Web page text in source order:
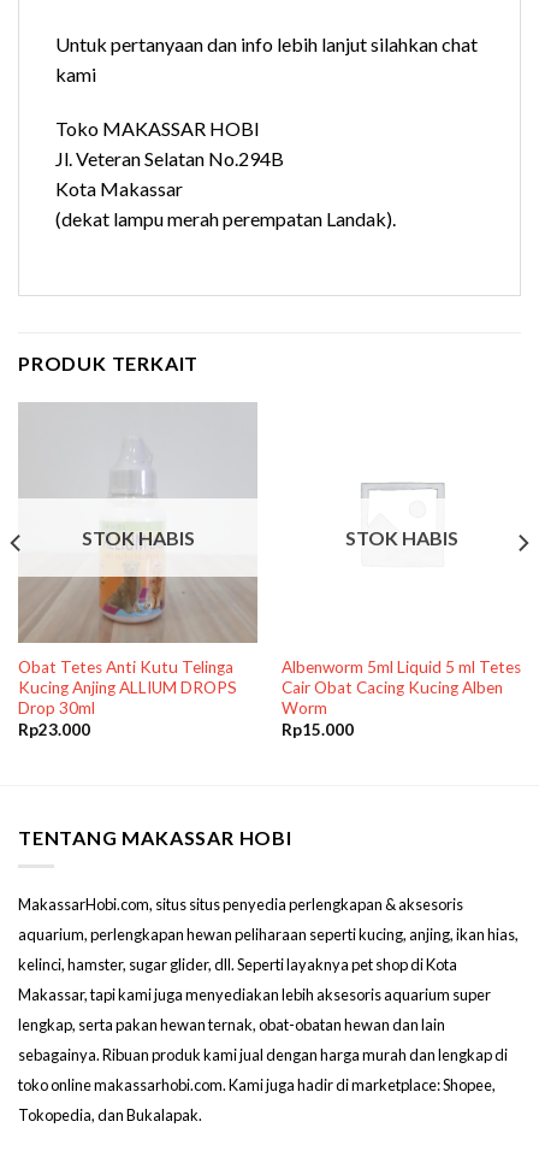
Untuk pertanyaan dan info lebih lanjut silahkan chat
kami
Toko MAKASSAR HOBI
Jl. Veteran Selatan No.294B
Kota Makassar
(dekat lampu merah perempatan Landak).
PRODUK TERKAIT
STOK HABIS
Obat Tetes Anti Kutu Telinga
Kucing Anjing ALLIUM DROPS
Drop 30ml
Rp23.000
STOK HABIS
Albenworm 5ml Liquid 5 ml Tetes
Cair Obat Cacing Kucing Alben
Worm
Rp15.000
TENTANG MAKASSAR HOBI
MakassarHobi.com, situs situs penyedia perlengkapan & aksesoris
aquarium, perlengkapan hewan peliharaan seperti kucing, anjing, ikan hias,
kelinci, hamster, sugar glider, dll. Seperti layaknya pet shop di Kota
Makassar, tapi kami juga menyediakan lebih aksesoris aquarium super
lengkap, serta pakan hewan ternak, obat-obatan hewan dan lain
sebagainya. Ribuan produk kami jual dengan harga murah dan lengkap di
toko online makassarhobi.com. Kami juga hadir di marketplace: Shopee,
Tokopedia, dan Bukalapak.